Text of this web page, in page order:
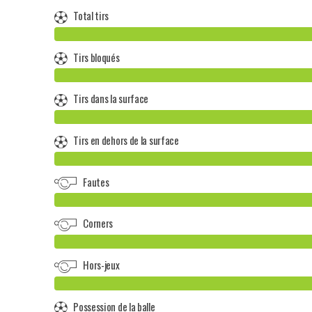
Total tirs
Tirs bloqués
Tirs dans la surface
Tirs en dehors de la surface
Fautes
Corners
Hors-jeux
Possession de la balle